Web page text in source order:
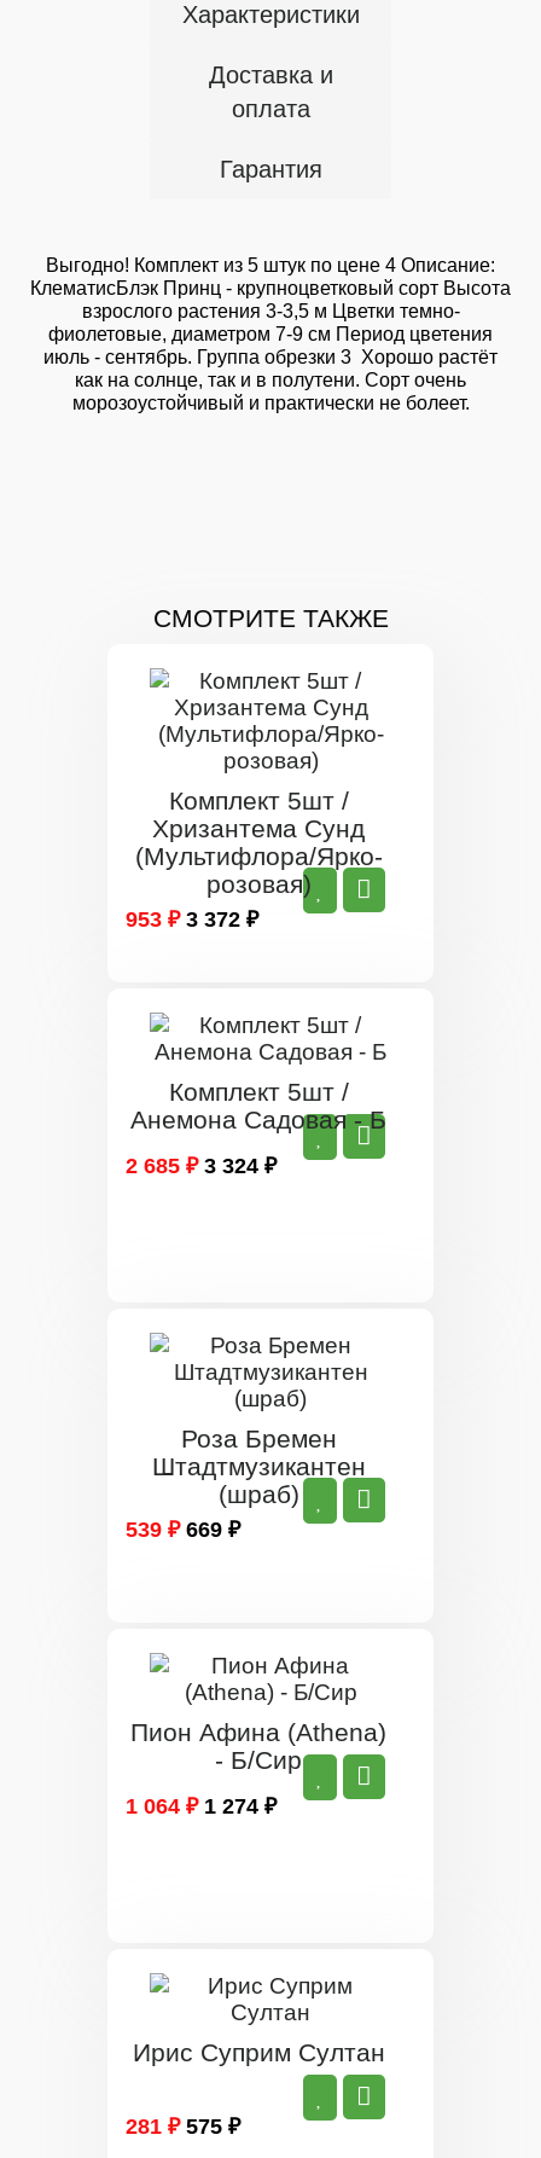
Характеристики
Доставка и
оплата
Гарантия
Выгодно! Комплект из 5 штук по цене 4 Описание:
КлематисБлэк Принц - крупноцветковый сорт Высота
взрослого растения 3-3,5 м Цветки темно-
фиолетовые, диаметром 7-9 см Период цветения
июль - сентябрь. Группа обрезки 3 Хорошо растёт
как на солнце, так и в полутени. Сорт очень
морозоустойчивый и практически не болеет.
СМОТРИТЕ ТАКЖЕ
Комплект 5шт /
Хризантема Сунд
(Мультифлора/Ярко-
розовая)
953 ₽ 3 372 ₽
Комплект 5шт /
Анемона Садовая - Б
2 685 ₽ 3 324 ₽
Роза Бремен
Штадтмузикантен
(шраб)
539 ₽ 669 ₽
Пион Афина (Athena)
- Б/Сир
1 064 ₽ 1 274 ₽
Ирис Суприм Султан
281 ₽ 575 ₽